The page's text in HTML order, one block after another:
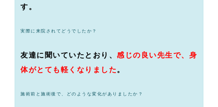
す。
実際に来院されてどうでしたか？
友達に聞いていたとおり、 感じの良い先生で、身
体がとても軽くなりました。
施術前と施術後で、どのような変化がありましたか？